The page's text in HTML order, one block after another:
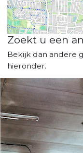
Zoekt u een
Bekijk dan andere
hieronder.